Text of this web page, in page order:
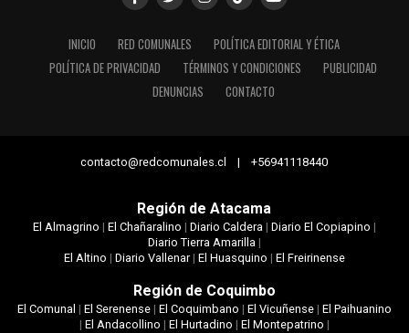
INICIO RED COMUNALES
POLÍTICA EDITORIAL Y ÉTICA
POLÍTICA DE PRIVACIDAD
TÉRMINOS Y CONDICIONES
PUBLICIDAD
DENUNCIAS
CONTACTO
contacto@redcomunales.cl | +56941118440
Región de Atacama
El Almagrino | El Chañaralino | Diario Caldera| Diario El Copiapino |
Diario Tierra Amarilla|
El Altino | Diario Vallenar| El Huasquino | El Freirinense
Región de Coquimbo
El Comunal | El Serenense| El Coquimbano | El Vicuñense| El Paihuanino
| El Andacollino | El Hurtadino | El Montepatrino |